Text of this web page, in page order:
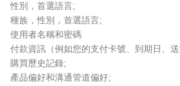
性別，首選語言;
種族，性別，首選語言;
使用者名稱和密碼
付款資訊（例如您的支付卡號、到期日、
購買歷史記錄;
產品偏好和溝通管道偏好;